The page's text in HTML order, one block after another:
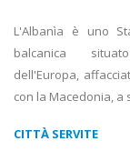
L'Albanìa è uno
balcanica
dell'Europa,
con la Macedonia, a
CITTÀ SERVITE